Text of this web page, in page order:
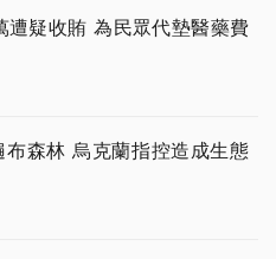
疑收賄 為民眾代墊醫藥費
森林 烏克蘭指控造成生態